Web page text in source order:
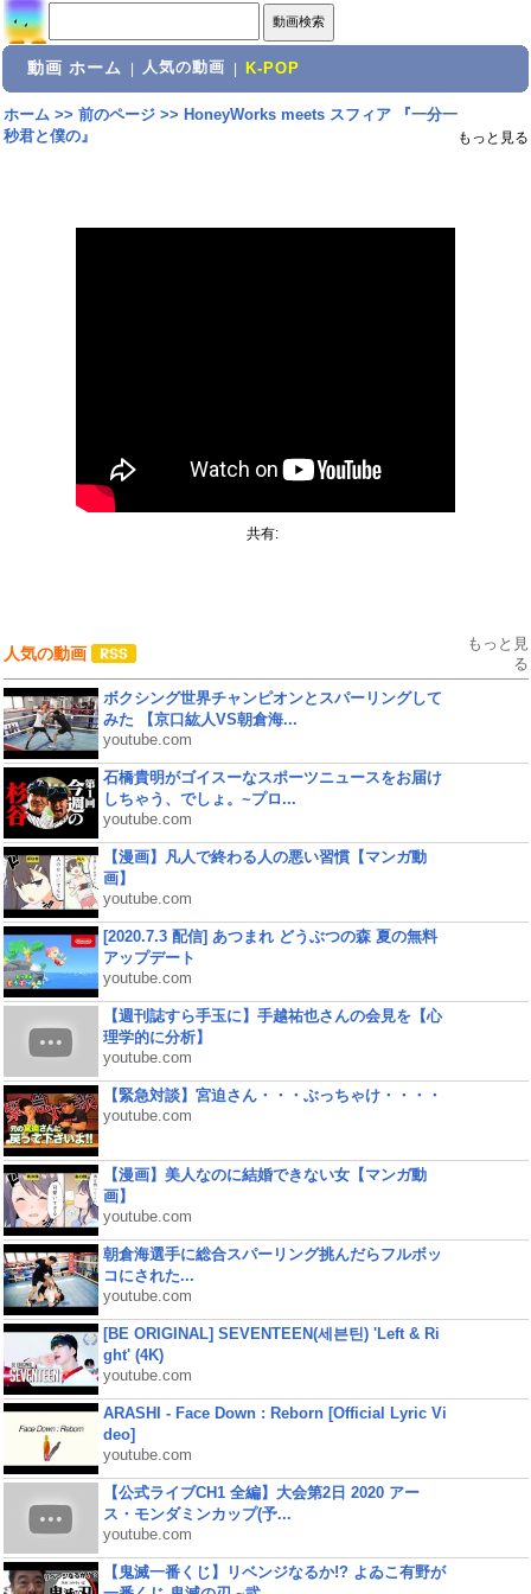
動画 ホーム 人気の動画 K-POP
ホーム>> 前のページ>> HoneyWorks meets スフィア 『一分一
秒君と僕の』
もっと見る
共有:
人気の動画
もっと見
る
ボクシング世界チャンピオンとスパーリングして
みた 【京口紘人VS朝倉海...
youtube.com
石橋貴明がゴイスーなスポーツニュースをお届け
しちゃう、でしょ。~プロ...
youtube.com
【漫画】凡人で終わる人の悪い習慣【マンガ動
画】
youtube.com
[2020.7.3 配信] あつまれ どうぶつの森 夏の無料
アップデート
youtube.com
【週刊誌すら手玉に】手越祐也さんの会見を【心
理学的に分析】
youtube.com
【緊急対談】宮迫さん・・・ぶっちゃけ・・・・
youtube.com
【漫画】美人なのに結婚できない女【マンガ動
画】
youtube.com
朝倉海選手に総合スパーリング挑んだらフルボッ
コにされた...
youtube.com
[BE ORIGINAL] SEVENTEEN(세븐틴) 'Left & Ri
ght' (4K)
youtube.com
ARASHI - Face Down : Reborn [Official Lyric Vi
deo]
youtube.com
【公式ライブCH1 全編】大会第2日 2020 アー
ス・モンダミンカップ(予...
youtube.com
【鬼滅一番くじ】リベンジなるか!? よゐこ有野が